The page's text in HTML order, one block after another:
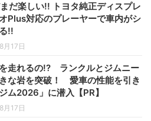
だ楽しい!! トヨタ純正ディスプレ
Plus対応のプレーヤーで車内がシ
!!
月17日
走れるの!? ランクルとジムニー
な岩を突破！ 愛車の性能を引き
ム2026」に潜入【PR】
月17日